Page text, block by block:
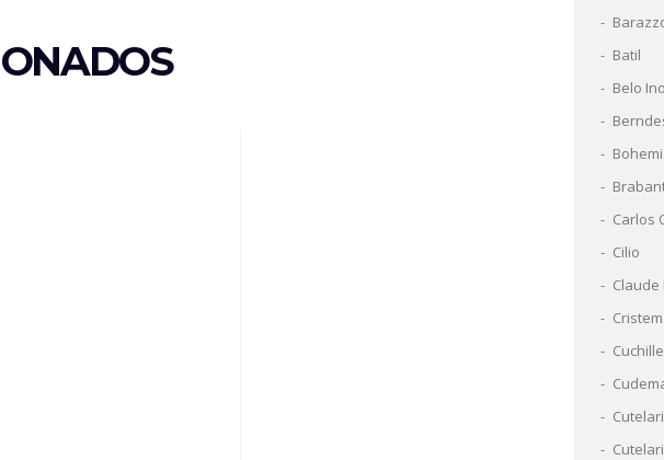
Batil
Belo
Carlos
Cilio
Claude